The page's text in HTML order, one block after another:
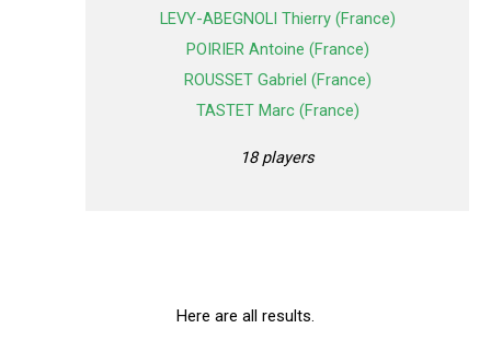
LEVY-ABEGNOLI Thierry (France)
POIRIER Antoine (France)
ROUSSET Gabriel (France)
TASTET Marc (France)
18 players
Here are all results.